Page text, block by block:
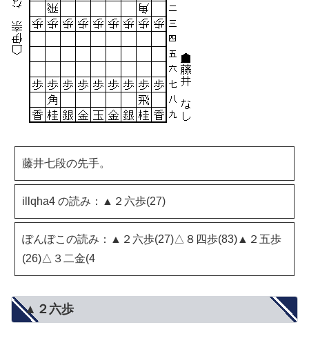
藤井七段の先手。
illqha4 の読み：▲２六歩(27)
ぽんぽこの読み：▲２六歩(27)△８四歩(83)▲２五歩
(26)△３二金(4
▲２六歩